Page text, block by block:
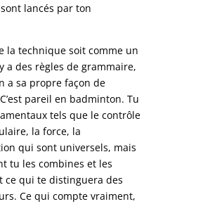
lancés par ton
la technique soit comme un
a des règles de grammaire,
a sa propre façon de
pareil en badminton. Tu
tels que le contrôle
la force, la
qui sont universels, mais
tu les combines et les
ce qui te distinguera des
Ce qui compte vraiment,